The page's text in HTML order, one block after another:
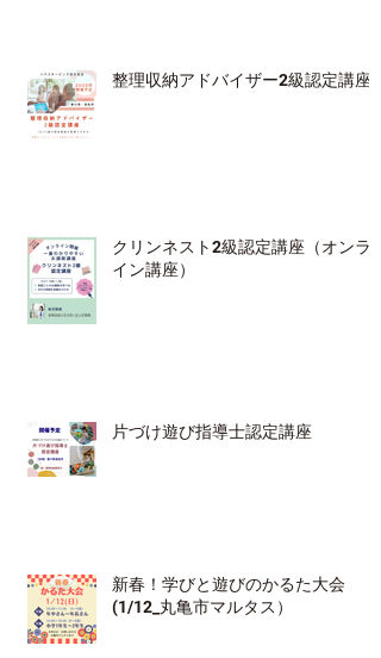
整理収納アドバイザー2級認定講座
クリンネスト2級認定講座（オンラ
イン講座）
片づけ遊び指導士認定講座
新春！学びと遊びのかるた大会
(1/12_丸亀市マルタス）